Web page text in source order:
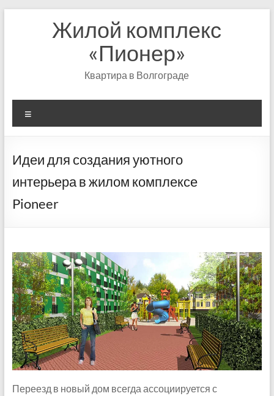
содержимомуЖилой комплекс
«Пионер»
Квартира в Волгограде
Идеи для создания уютного
интерьера в жилом комплексе
Pioneer
Переезд в новый дом всегда ассоциируется с